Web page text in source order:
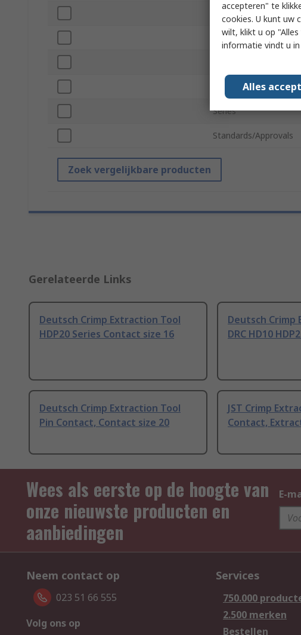
Product Type
Sub Type
Contact Size
Series
Standards/Approvals
Zoek vergelijkbare producten
Gerelateerde Links
Deutsch Crimp Extraction Tool
HDP20 Series Contact size 16
Deutsch Crimp
DRC HD10
Deutsch Crimp Extraction Tool
Pin Contact, Contact size 20
JST Crimp
Contact,
Wees als eerste op de hoogte van
onze nieuwste producten en
aanbiedingen
E-
Neem contact op
023 51 66 555
Volg ons op
Services
750.000
2.500 merken
Bestellen
accepteren" te
cookies. U kunt uw
wilt, klikt u op
informatie vindt u in
Alles